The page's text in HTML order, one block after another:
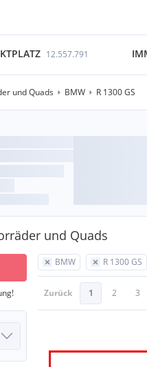
12.557.791
und Quads BMW R 1300 GS
und Quads
BMW R 1300 GS
Zurück 1 2 3